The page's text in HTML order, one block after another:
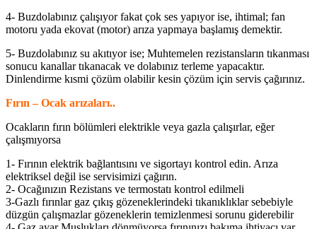
4- Buzdolabınız çalışıyor fakat çok ses yapıyor ise, ihtimal; fan
motoru yada ekovat (motor) arıza yapmaya başlamış demektir.
5- Buzdolabınız su akıtıyor ise; Muhtemelen rezistansların tıkanması
sonucu kanallar tıkanacak ve dolabınız terleme yapacaktır.
Dinlendirme kısmi çözüm olabilir kesin çözüm için servis çağırınız.
Fırın – Ocak arızaları..
Ocakların fırın bölümleri elektrikle veya gazla çalışırlar, eğer
çalışmıyorsa
1- Fırının elektrik bağlantısını ve sigortayı kontrol edin. Arıza
elektriksel değil ise servisimizi çağırın.
2- Ocağınızın Rezistans ve termostatı kontrol edilmeli
3-Gazlı fırınlar gaz çıkış gözeneklerindeki tıkanıklıklar sebebiyle
düzgün çalışmazlar gözeneklerin temizlenmesi sorunu giderebilir